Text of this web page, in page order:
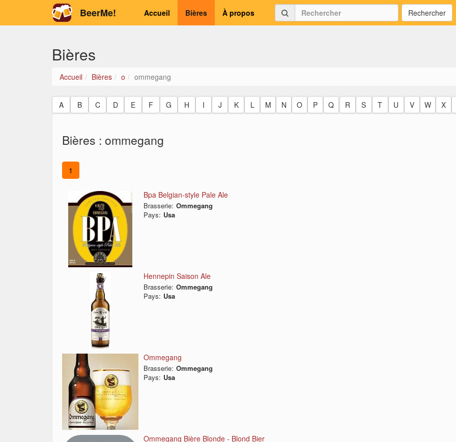
BeerMe! Accueil Bières À propos Rechercher
Bières
Accueil Bières o ommegang
A B C D E F G H I J K L M N O P Q R S T U V W X
Bières : ommegang
1
Bpa Belgian-style Pale Ale
Brasserie: Ommegang
Pays: Usa
Hennepin Saison Ale
Brasserie: Ommegang
Pays: Usa
Ommegang
Brasserie: Ommegang
Pays: Usa
Ommegang Bière Blonde - Blond Bier